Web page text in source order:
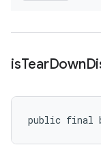
isTearDown
public final